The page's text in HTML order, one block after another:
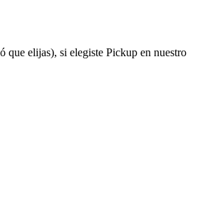
elijas), si elegiste Pickup en nuestro